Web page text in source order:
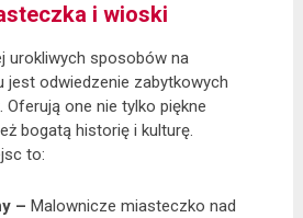
i wioski
urokliwych sposobów na
jest odwiedzenie zabytkowych
one nie tylko piękne
bogatą historię i kulturę.
to:
– Malownicze miasteczko nad